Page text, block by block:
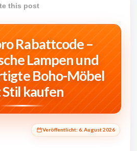
this post
Rabattcode –
Lampen und
Boho-Möbel
kaufen
Veröffentlicht: 6. August 2026